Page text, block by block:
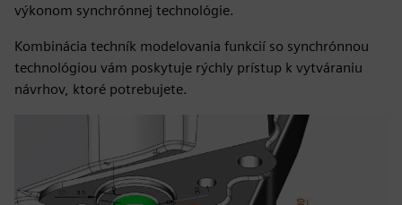
výkonom synchrónnej technológie.
Kombinácia techník modelovania funkcií so synchrónnou
technológiou vám poskytuje rýchly prístup k vytváraniu
návrhov, ktoré potrebujete.